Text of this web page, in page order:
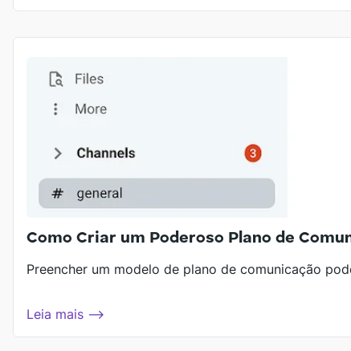
Como Criar um Poderoso Plano de
Preencher um modelo de plano de comunicação
Leia mais ⟶